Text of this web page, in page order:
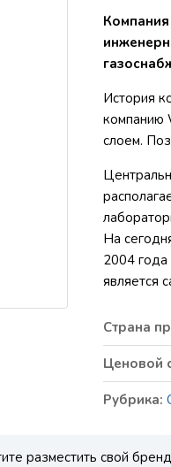
Компания
История
компанию
слоем.
На
2004 года
является
Страна
Ценовой
Рубрика:
разместить свой